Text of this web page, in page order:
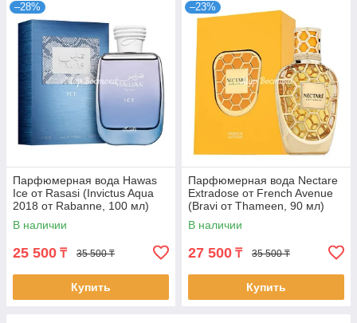
–28%
Парфюмерная вода Hawas
Ice от Rasasi (Invictus Aqua
2018 от Rabanne, 100 мл)
В наличии
25 500 ₸ 35 500 ₸
Купить
–23%
Парфюмерная вода Nectare
Extradose от French Avenue
(Bravi от Thameen, 90 мл)
В наличии
27 500 ₸ 35 500 ₸
Купить